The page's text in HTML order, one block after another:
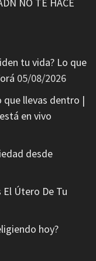
NO TE HACE
tu vida? Lo que
05/08/2026
que llevas dentro |
en vivo
desde
El Útero De Tu
hoy?